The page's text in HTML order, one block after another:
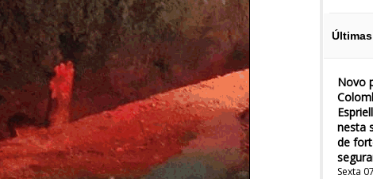
Novo
nesta
de
Sexta